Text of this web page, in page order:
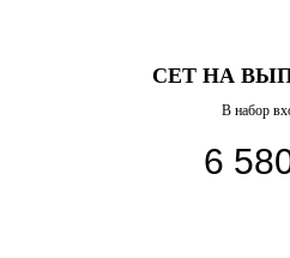
СЕТ НА
В набор
Звезда большая с
2 звезды 45см с
6